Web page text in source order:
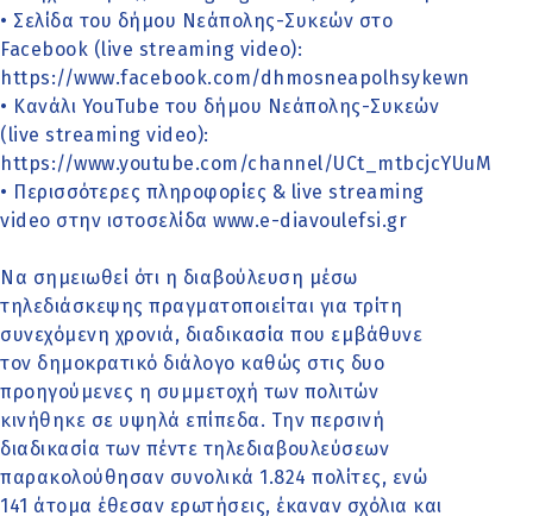
• Σελίδα του δήμου Νεάπολης-Συκεών στο
Facebook (live streaming video):
https://www.facebook.com/dhmosneapolhsykewn
• Κανάλι YouTube του δήμου Νεάπολης-Συκεών
(live streaming video):
https://www.youtube.com/channel/
• Περισσότερες πληροφορίες & live streaming
video στην ιστοσελίδα www.e-diavoulefsi.gr
Να σημειωθεί ότι η διαβούλευση μέσω
τηλεδιάσκεψης πραγματοποιείται για τρίτη
συνεχόμενη χρονιά, διαδικασία που εμβάθυνε
τον δημοκρατικό διάλογο καθώς στις δυο
προηγούμενες η συμμετοχή των πολιτών
κινήθηκε σε υψηλά επίπεδα. Την περσινή
διαδικασία των πέντε τηλεδιαβουλεύσεων
παρακολούθησαν συνολικά 1.824 πολίτες, ενώ
141 άτομα έθεσαν ερωτήσεις, έκαναν σχόλια και